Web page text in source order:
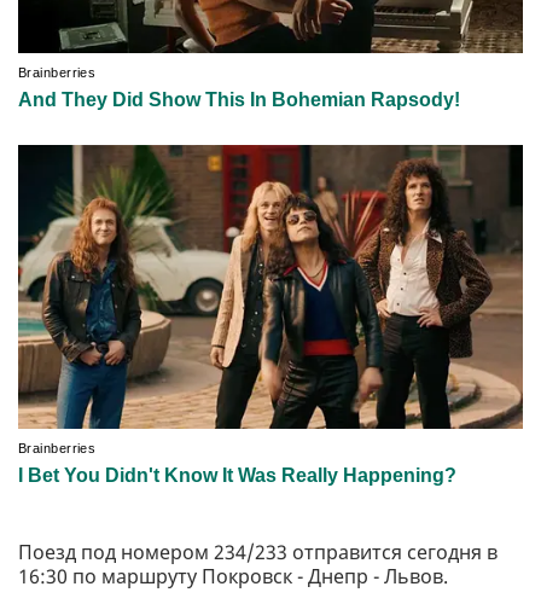
Поезд под номером 234/233 отправится сегодня в
16:30 по маршруту Покровск - Днепр - Львов.